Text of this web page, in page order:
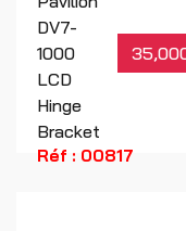
DV7-
1000
LCD
Hinge
Bracket
Réf : 00817